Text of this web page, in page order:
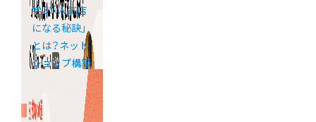
学ぶ「人気店
になる秘訣」
とは？ネット
ショップ構築
支援セミナー